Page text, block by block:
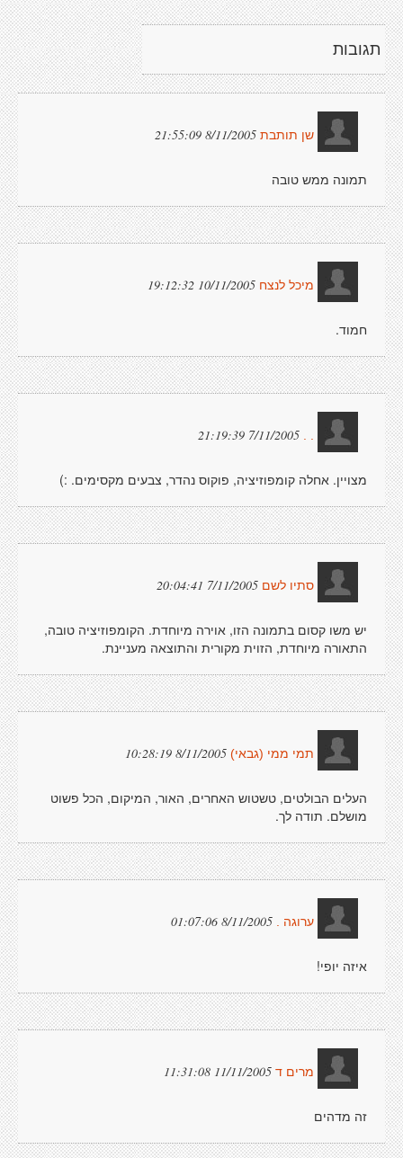
תגובות
שן תותבת 8/11/2005 21:55:09
תמונה ממש טובה
מיכל לנצח 10/11/2005 19:12:32
חמוד.
7/11/2005 21:19:39
מצויין. אחלה קומפוזיציה, פוקוס נהדר, צבעים מקסימים. :)
סתיו לשם 7/11/2005 20:04:41
יש משו קסום בתמונה הזו, אוירה מיוחדת. הקומפוזיציה טובה,
התאורה מיוחדת, הזוית מקורית והתוצאה מעניינת.
תמי ממי (גבאי) 8/11/2005 10:28:19
העלים הבולטים, טשטוש האחרים, האור, המיקום, הכל פשוט
מושלם. תודה לך.
ערוגה . 8/11/2005 01:07:06
איזה יופי!
מרים ד 11/11/2005 11:31:08
זה מדהים